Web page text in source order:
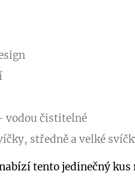
vodou čistitelné
středně a velké
tento jedinečný